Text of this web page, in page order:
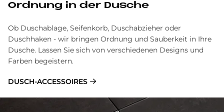
Ord­nung in der Du­sche
Ob Duschablage, Seifenkorb, Duschabzieher oder
Duschhaken - wir bringen Ordnung und Sauberkeit in Ihre
Dusche. Lassen Sie sich von verschiedenen Designs und
Farben begeistern.
DUSCH-ACCESSOIRES